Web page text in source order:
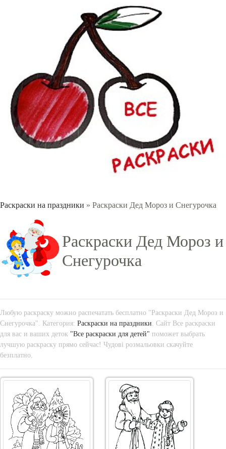
Раскраски на праздники » Раскраски Дед Мороз и Снегурочка
Раскраски Дед Мороз и
Снегурочка
Любую раскраску можно распечатать бесплатно "Раскраски Дед Мороз и
Снегурочка". Категория: Раскраски на праздники . Сайт Все раскраски
для вас и ваших деток "Все раскраски для детей" поможет выбрать
лучшую раскраску прямо сейчас! Чудові розмальовки скачуйте
безплатно.